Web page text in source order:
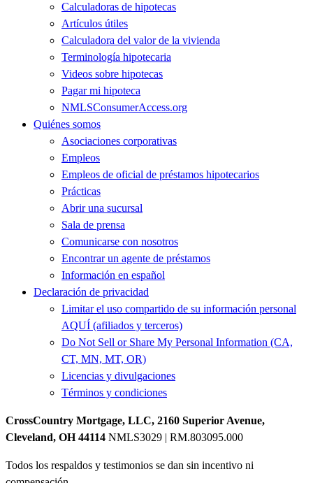
Calculadoras de hipotecas
Artículos útiles
Calculadora del valor de la vivienda
Terminología hipotecaria
Videos sobre hipotecas
Pagar mi hipoteca
NMLSConsumerAccess.org
Quiénes somos
Asociaciones corporativas
Empleos
Empleos de oficial de préstamos hipotecarios
Prácticas
Abrir una sucursal
Sala de prensa
Comunicarse con nosotros
Encontrar un agente de préstamos
Información en español
Declaración de privacidad
Limitar el uso compartido de su información personal
AQUÍ (afiliados y terceros)
Do Not Sell or Share My Personal Information (CA,
CT, MN, MT, OR)
Licencias y divulgaciones
Términos y condiciones
CrossCountry Mortgage, LLC, 2160 Superior Avenue,
Cleveland, OH 44114 NMLS3029 | RM.803095.000
Todos los respaldos y testimonios se dan sin incentivo ni